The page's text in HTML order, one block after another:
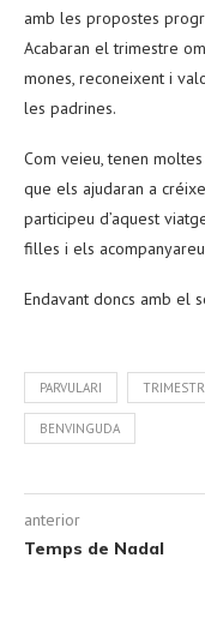
amb les propostes
Acabaran el trimestre
mones, reconeixent i
les padrines.
Com veieu, tenen
que els ajudaran a
participeu d’aquest
filles i els
Endavant doncs amb el
PARVULARI
BENVINGUDA
anterior
Temps de Nadal